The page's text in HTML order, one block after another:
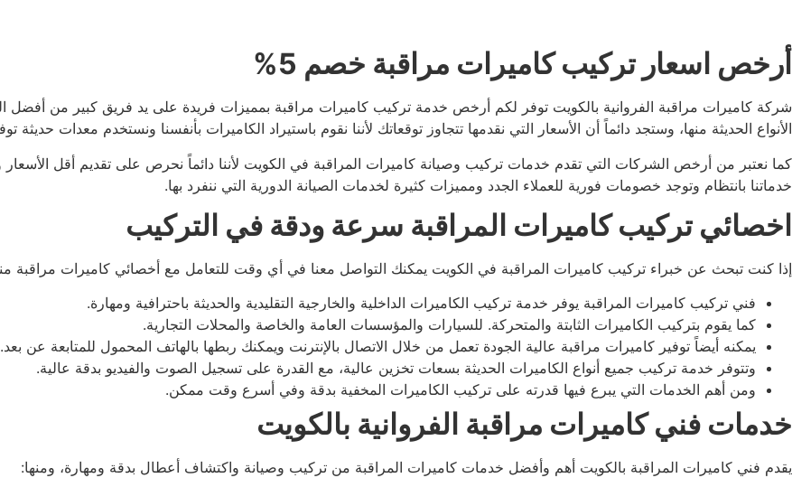
أرخص اسعار تركيب كاميرات مراقبة خصم 5%
شركة كاميرات مراقبة الفروانية بالكويت توفر لكم أرخص خدمة تركيب كاميرات مراقبة بمميزات فريدة على يد فريق كبير من أفضل
الأنواع الحديثة منها، وستجد دائماً أن الأسعار التي نقدمها تتجاوز توقعاتك لأننا نقوم باستيراد الكاميرات بأنفسنا ونستخدم معدات حديثة
كما نعتبر من أرخص الشركات التي تقدم خدمات تركيب وصيانة كاميرات المراقبة في الكويت لأننا دائماً نحرص على تقديم أقل
خدماتنا بانتظام وتوجد خصومات فورية للعملاء الجدد ومميزات كثيرة لخدمات الصيانة الدورية التي ننفرد بها.
اخصائي تركيب كاميرات المراقبة سرعة ودقة في التركيب
إذا كنت تبحث عن خبراء تركيب كاميرات المراقبة في الكويت يمكنك التواصل معنا في أي وقت للتعامل مع أخصائي كاميرات مراقبة
فني تركيب كاميرات المراقبة يوفر خدمة تركيب الكاميرات الداخلية والخارجية التقليدية والحديثة باحترافية ومهارة.
كما يقوم بتركيب الكاميرات الثابتة والمتحركة. للسيارات والمؤسسات العامة والخاصة والمحلات التجارية.
يمكنه أيضاً توفير كاميرات مراقبة عالية الجودة تعمل من خلال الاتصال بالإنترنت ويمكنك ربطها بالهاتف المحمول للمتابعة عن بعد.
وتتوفر خدمة تركيب جميع أنواع الكاميرات الحديثة بسعات تخزين عالية، مع القدرة على تسجيل الصوت والفيديو بدقة عالية.
ومن أهم الخدمات التي يبرع فيها قدرته على تركيب الكاميرات المخفية بدقة وفي أسرع وقت ممكن.
خدمات فني كاميرات مراقبة الفروانية بالكويت
يقدم فني كاميرات المراقبة بالكويت أهم وأفضل خدمات كاميرات المراقبة من تركيب وصيانة واكتشاف أعطال بدقة ومهارة، ومنها: